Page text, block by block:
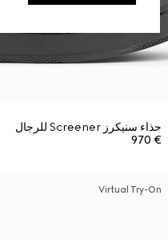
حذاء سنيكرز Screener للرجال
€ 970
Virtual Try-On